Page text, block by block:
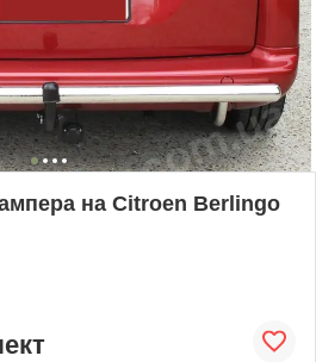
на Citroen Berlingo